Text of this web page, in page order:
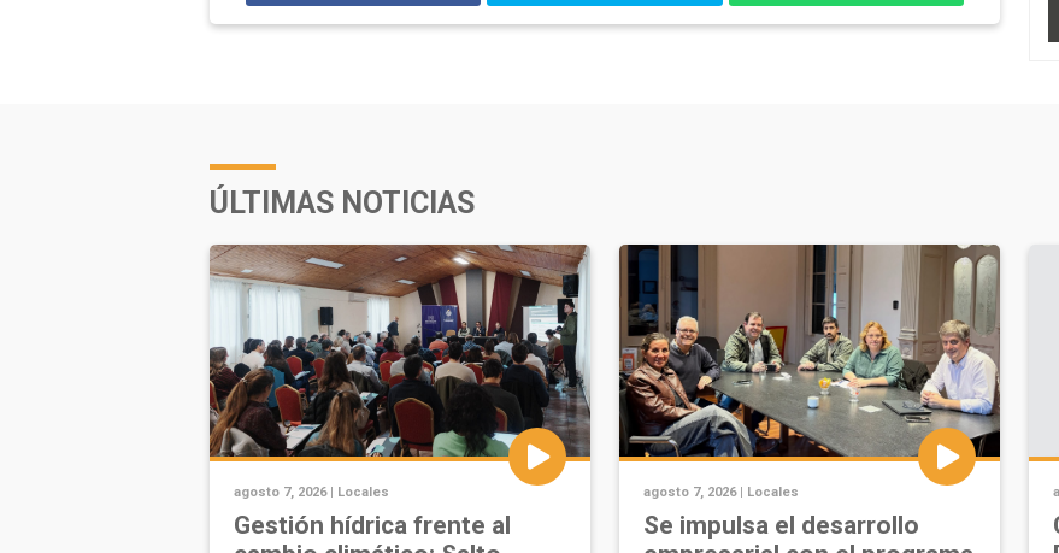
ÚLTIMAS NOTICIAS
agosto 7, 2026 | Locales
Gestión hídrica frente al
agosto 7, 2026 | Locales
Se impulsa el desarrollo